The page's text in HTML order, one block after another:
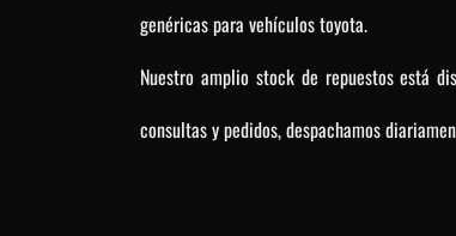
genéricas para vehículos toyota.
Nuestro amplio stock de repuestos está
consultas y pedidos, despachamos